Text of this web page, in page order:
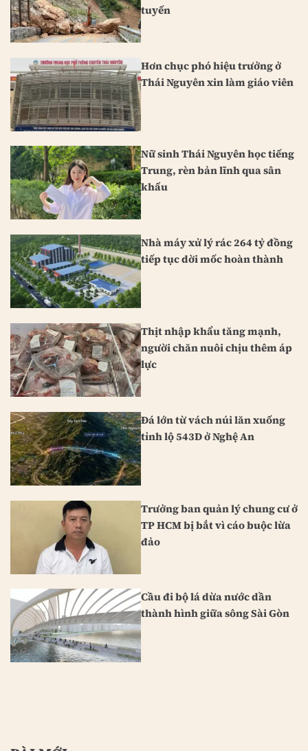
tuyến
Hơn chục phó hiệu trưởng ở
Thái Nguyên xin làm giáo viên
Nữ sinh Thái Nguyên học tiếng
Trung, rèn bản lĩnh qua sân
khấu
Nhà máy xử lý rác 264 tỷ đồng
tiếp tục dời mốc hoàn thành
Thịt nhập khẩu tăng mạnh,
người chăn nuôi chịu thêm áp
lực
Đá lớn từ vách núi lăn xuống
tỉnh lộ 543D ở Nghệ An
Trưởng ban quản lý chung cư ở
TP HCM bị bắt vì cáo buộc lừa
đảo
Cầu đi bộ lá dừa nước dần
thành hình giữa sông Sài Gòn